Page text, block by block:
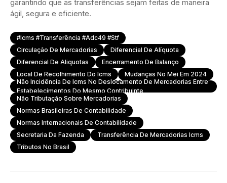
garantindo que as transferências sejam feitas de maneira
ágil, segura e eficiente.
#icms #transferência #adc49 #stf
Circulação De Mercadorias
Diferencial De Alíquota
Diferencial De Aliquotas
Encerramento De Balanço
Local De Recolhimento Do Icms
Mudanças No Mei Em 2024
Não Incidência De Icms No Deslocamento De Mercadorias Entre
Estabelecimentos Do Mesmo Contribuinte
Não Tributação Sobre Mercadorias
Normas Brasileiras De Contabilidade
Normas Internacionais De Contabilidade
Secretaria Da Fazenda
Transferência De Mercadorias Icms
Tributos No Brasil